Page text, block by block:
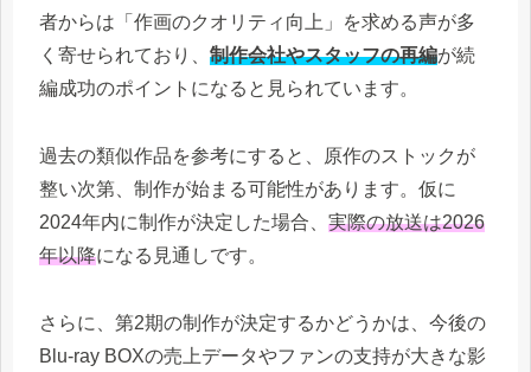
者からは「作画のクオリティ向上」を求める声が多
く寄せられており、 制作会社やスタッフの再編が続
編成功のポイントになると見られています。
過去の類似作品を参考にすると、原作のストックが
整い次第、制作が始まる可能性があります。仮に
2024年内に制作が決定した場合、 実際の放送は2026
年以降になる見通しです。
さらに、第2期の制作が決定するかどうかは、今後の
Blu-ray BOXの売上データやファンの支持が大きな影